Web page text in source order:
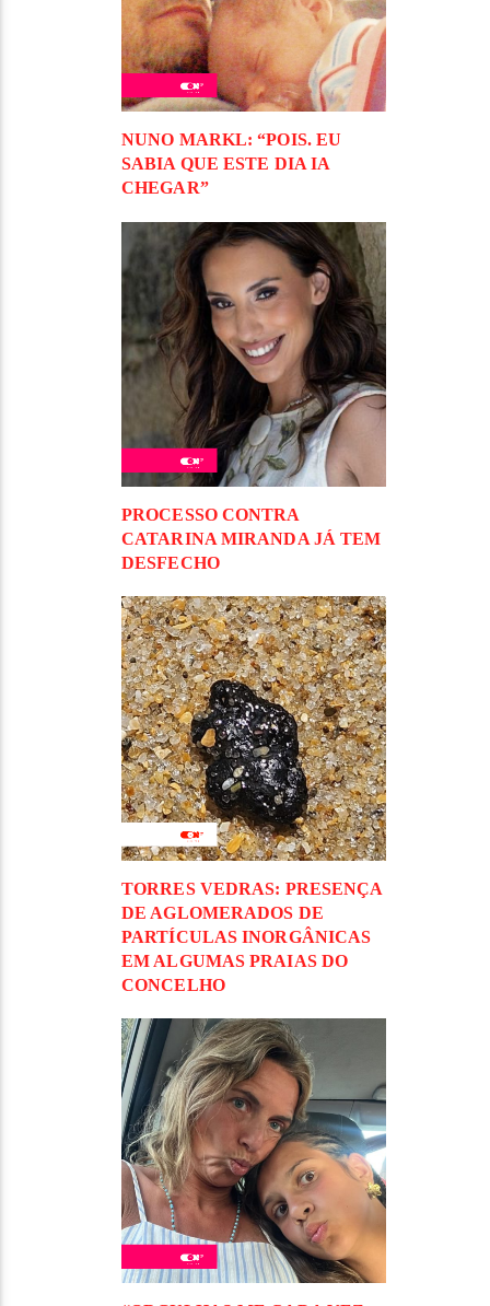
NUNO MARKL: “POIS. EU
SABIA QUE ESTE DIA IA
CHEGAR”
PROCESSO CONTRA
CATARINA MIRANDA JÁ TEM
DESFECHO
TORRES VEDRAS: PRESENÇA
DE AGLOMERADOS DE
PARTÍCULAS INORGÂNICAS
EM ALGUMAS PRAIAS DO
CONCELHO